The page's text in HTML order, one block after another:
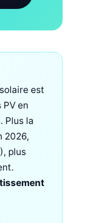
est
en
Plus la
2026,
plus